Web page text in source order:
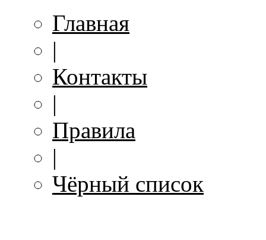
Главная
|
Контакты
|
Правила
|
Чёрный список